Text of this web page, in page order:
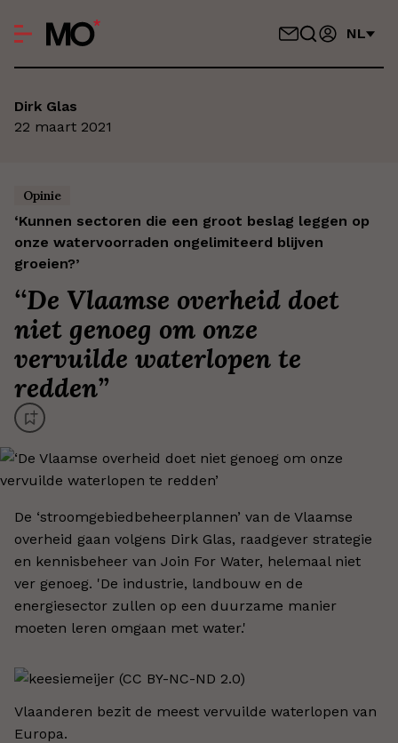
NL
Dirk Glas
22 maart 2021
Opinie
‘Kunnen sectoren die een groot beslag leggen op
onze watervoorraden ongelimiteerd blijven
groeien?’
‘‘De Vlaamse overheid doet
niet genoeg om onze
vervuilde waterlopen te
redden’’
De ‘stroomgebiedbeheerplannen’ van de Vlaamse
overheid gaan volgens Dirk Glas, raadgever strategie
en kennisbeheer van Join For Water, helemaal niet
ver genoeg. 'De industrie, landbouw en de
energiesector zullen op een duurzame manier
moeten leren omgaan met water.'
Vlaanderen bezit de meest vervuilde waterlopen van
Europa.